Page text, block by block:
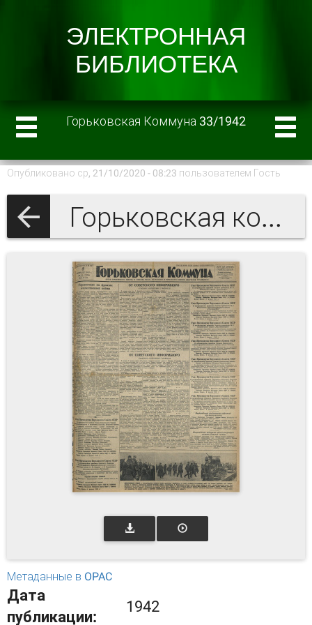
Горьковская Коммуна 33/1942
Опубликовано ср, 21/10/2020 - 08:23 пользователем Гость
Горьковская коммуна 1942 г.
Метаданные в OPAC
Дата
публикации:
1942